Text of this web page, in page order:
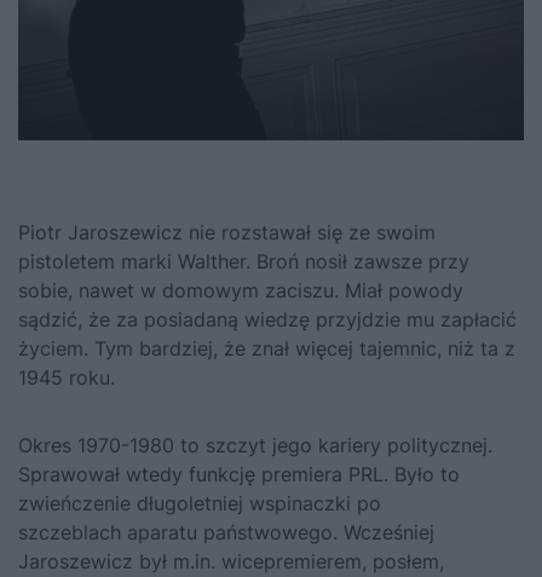
Piotr Jaroszewicz nie rozstawał się ze swoim
pistoletem marki Walther. Broń nosił zawsze przy
sobie, nawet w domowym zaciszu. Miał powody
sądzić, że za posiadaną wiedzę przyjdzie mu zapłacić
życiem. Tym bardziej, że znał więcej tajemnic, niż ta z
1945 roku.
Okres 1970-1980 to szczyt jego kariery politycznej.
Sprawował wtedy funkcję premiera PRL. Było to
zwieńczenie długoletniej wspinaczki po
szczeblach aparatu państwowego. Wcześniej
Jaroszewicz był m.in. wicepremierem, posłem,